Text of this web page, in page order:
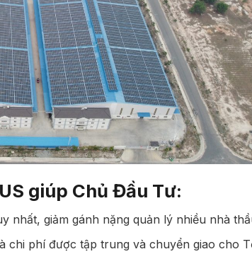
giúp Chủ Đầu Tư:
nhất, giảm gánh nặng quản lý nhiều nhà
chi phí được tập trung và chuyển giao cho